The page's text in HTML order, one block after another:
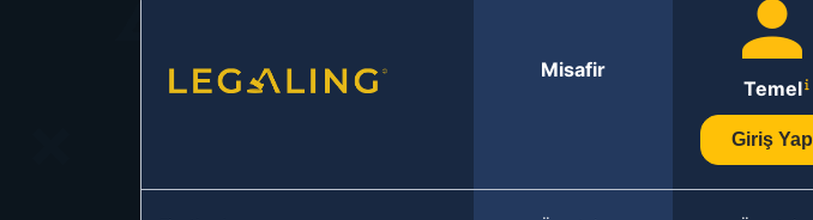
Misafir
Temel
Giriş Yap